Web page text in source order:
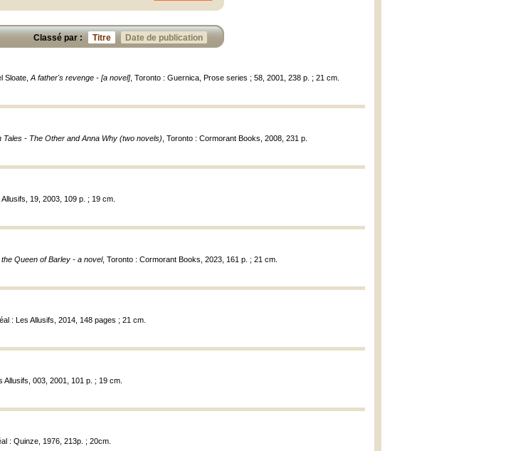
Classé par : Titre Date de publication
Sloate, A father's revenge - [a novel], Toronto : Guernica, Prose series ; 58, 2001, 238 p. ; 21 cm.
Tales - The Other and Anna Why (two novels) , Toronto : Cormorant Books, 2008, 231 p.
Allusifs, 19, 2003, 109 p. ; 19 cm.
the Queen of Barley - a novel, Toronto : Cormorant Books, 2023, 161 p. ; 21 cm.
: Les Allusifs, 2014, 148 pages ; 21 cm.
Allusifs, 003, 2001, 101 p. ; 19 cm.
: Quinze, 1976, 213p. ; 20cm.